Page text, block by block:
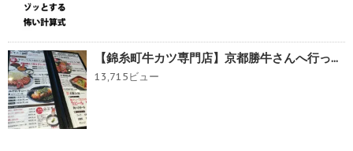
【錦糸町牛カツ専門店】京都勝牛さんへ行っ...
13,715ビュー